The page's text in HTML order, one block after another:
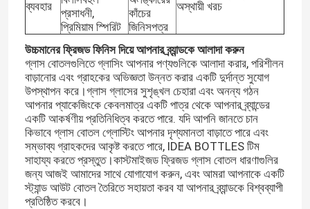
ব্যবহার
প্রসাধনী,
প্রিমিয়াম স্পিরিট
কাঁচের
জিনিসপত্র
অস্থায়ী খরচ
উচ্চমানের ফ্রিজড ফিনিস দিয়ে আপনার ব্র্যান্ডকে আলাদা করুন
গ্লাস বোতলগুলিতে গ্লাসিং আপনার পণ্যগুলিকে আলাদা করার, পরিশীলন
বাড়ানোর এবং গ্রাহকের অভিজ্ঞতা উন্নত করার একটি দুর্দান্ত সুযোগ
উপস্থাপন করে।গ্লাস গ্লাসের সুশৃঙ্খল চেহারা এবং অনন্য গঠন
আপনার প্যাকেজিংকে কেবলমাত্র একটি পাত্র থেকে আপনার ব্র্যান্ডের
একটি আকর্ষণীয় প্রতিনিধিত্ব করতে পারে. যদি আপনি জানতে চান
কিভাবে গ্লাস বোতল গ্লোস্টিং আপনার দৃশ্যমানতা বাড়াতে পারে এবং
সম্ভাব্য গ্রাহকদের আকৃষ্ট করতে পারে, IDEA BOTTLES টিম
সাহায্য করতে প্রস্তুত।কাস্টমাইজড ফ্রিজড গ্লাস বোতল ধারণাগুলির
জন্য আজই আমাদের সাথে যোগাযোগ করুন, এবং আমরা আপনাকে একটি
স্ট্যান্ড আউট বোতল তৈরিতে সহায়তা করব যা আপনার ব্র্যান্ডকে বিশ্বব্যাপী
প্রতিষ্ঠিত করবে।